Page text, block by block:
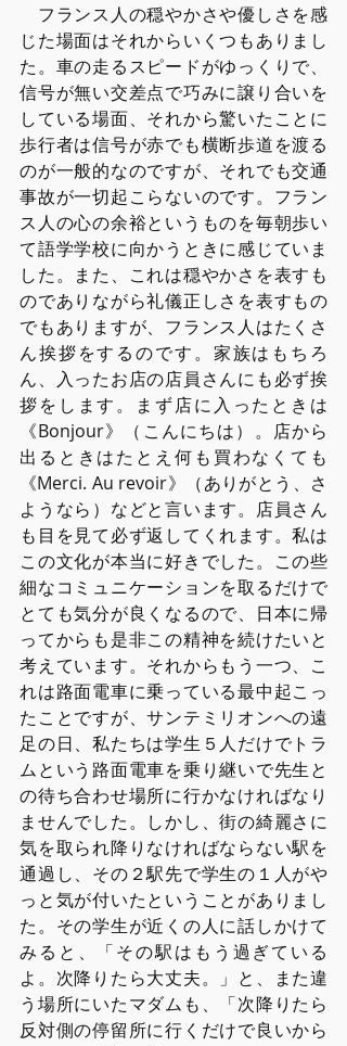
フランス人の穏やかさや優しさを感
じた場面はそれからいくつもありまし
た。車の走るスピードがゆっくりで、
信号が無い交差点で巧みに譲り合いを
している場面、それから驚いたことに
歩行者は信号が赤でも横断歩道を渡る
のが一般的なのですが、それでも交通
事故が一切起こらないのです。フラン
ス人の心の余裕というものを毎朝歩い
て語学学校に向かうときに感じていま
した。また、これは穏やかさを表すも
のでありながら礼儀正しさを表すもの
でもありますが、フランス人はたくさ
ん挨拶をするのです。家族はもちろ
ん、入ったお店の店員さんにも必ず挨
拶をします。まず店に入ったときは
《Bonjour》（こんにちは）。店から
出るときはたとえ何も買わなくても
《Merci. Au revoir》（ありがとう、さ
ようなら）などと言います。店員さん
も目を見て必ず返してくれます。私は
この文化が本当に好きでした。この些
細なコミュニケーションを取るだけで
とても気分が良くなるので、日本に帰
ってからも是非この精神を続けたいと
考えています。それからもう一つ、こ
れは路面電車に乗っている最中起こっ
たことですが、サンテミリオンへの遠
足の日、私たちは学生５人だけでトラ
ムという路面電車を乗り継いで先生と
の待ち合わせ場所に行かなければなり
ませんでした。しかし、街の綺麗さに
気を取られ降りなければならない駅を
通過し、その２駅先で学生の１人がや
っと気が付いたということがありまし
た。その学生が近くの人に話しかけて
みると、「その駅はもう過ぎている
よ。次降りたら大丈夫。」と、また違
う場所にいたマダムも、「次降りたら
反対側の停留所に行くだけで良いから